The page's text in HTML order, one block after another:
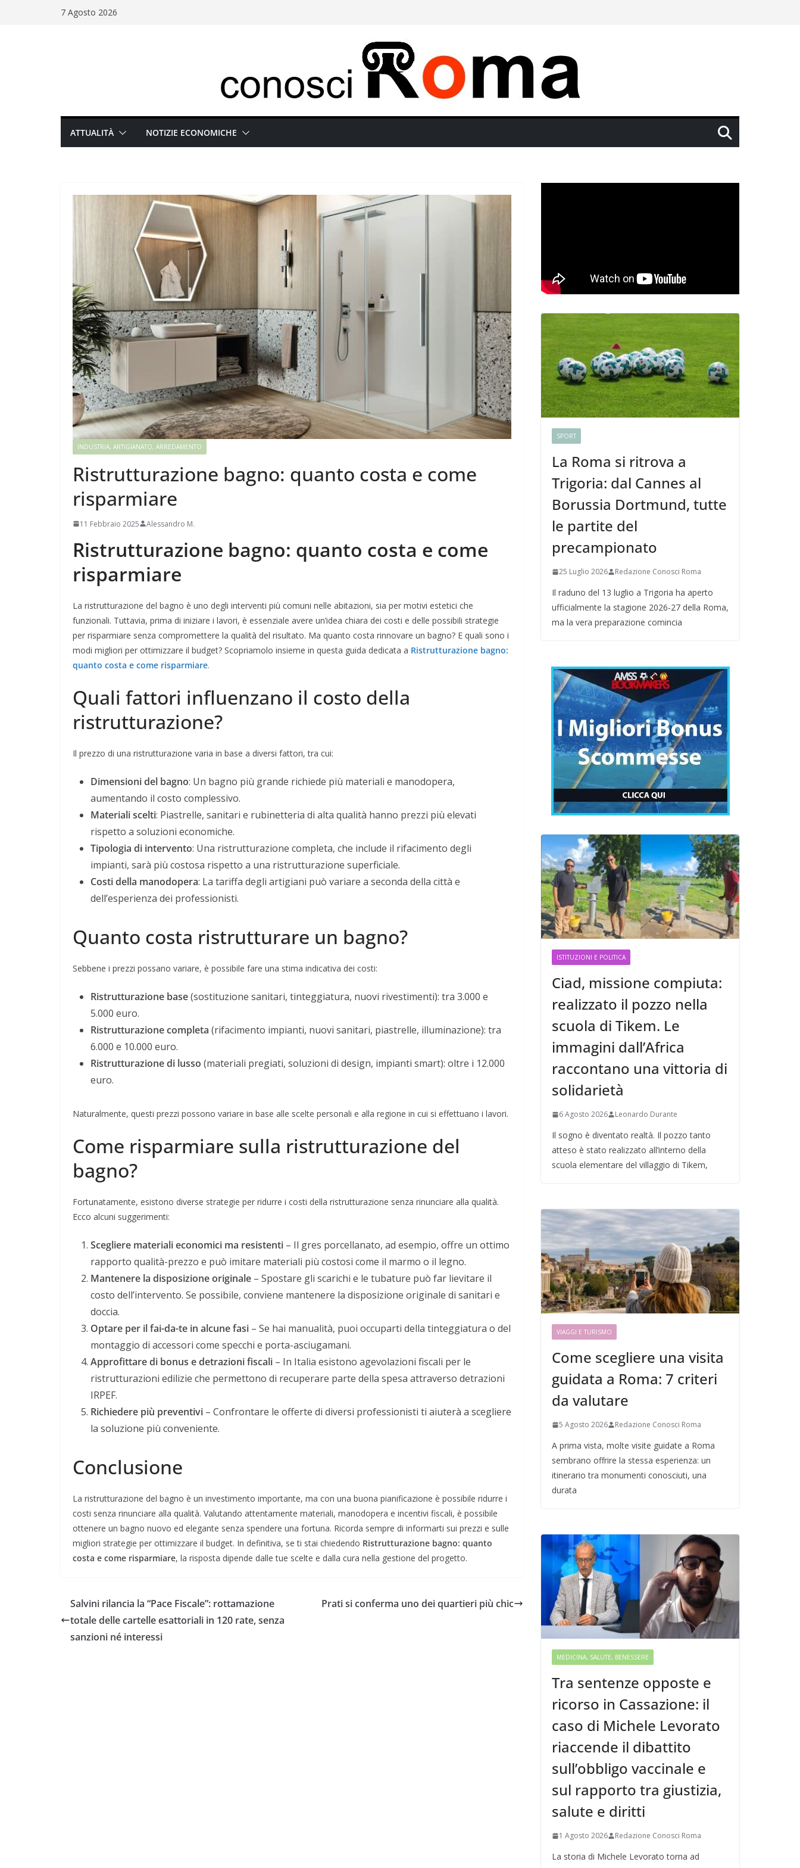
7 Agosto 2026
ATTUALITÀ NOTIZIE ECONOMICHE
INDUSTRIA, ARTIGIANATO, ARREDAMENTO
Ristrutturazione bagno: quanto costa e come
risparmiare
11 Febbraio 2025 Alessandro M.
Ristrutturazione bagno: quanto costa e come
risparmiare
La ristrutturazione del bagno è uno degli interventi più comuni nelle abitazioni, sia per motivi estetici che
funzionali. Tuttavia, prima di iniziare i lavori, è essenziale avere un’idea chiara dei costi e delle possibili strategie
per risparmiare senza compromettere la qualità del risultato. Ma quanto costa rinnovare un bagno? E quali sono i
modi migliori per ottimizzare il budget? Scopriamolo insieme in questa guida dedicata a Ristrutturazione bagno:
quanto costa e come risparmiare.
Quali fattori influenzano il costo della
ristrutturazione?
Il prezzo di una ristrutturazione varia in base a diversi fattori, tra cui:
Dimensioni del bagno: Un bagno più grande richiede più materiali e manodopera,
aumentando il costo complessivo.
Materiali scelti: Piastrelle, sanitari e rubinetteria di alta qualità hanno prezzi più elevati
rispetto a soluzioni economiche.
Tipologia di intervento: Una ristrutturazione completa, che include il rifacimento degli
impianti, sarà più costosa rispetto a una ristrutturazione superficiale.
Costi della manodopera: La tariffa degli artigiani può variare a seconda della città e
dell’esperienza dei professionisti.
Quanto costa ristrutturare un bagno?
Sebbene i prezzi possano variare, è possibile fare una stima indicativa dei costi:
Ristrutturazione base(sostituzione sanitari, tinteggiatura, nuovi rivestimenti): tra 3.000 e
5.000 euro.
Ristrutturazione completa (rifacimento impianti, nuovi sanitari, piastrelle, illuminazione): tra
6.000 e 10.000 euro.
Ristrutturazione di lusso (materiali pregiati, soluzioni di design, impianti smart): oltre i 12.000
euro.
Naturalmente, questi prezzi possono variare in base alle scelte personali e alla regione in cui si effettuano i lavori.
Come risparmiare sulla ristrutturazione del
bagno?
Fortunatamente, esistono diverse strategie per ridurre i costi della ristrutturazione senza rinunciare alla qualità.
Ecco alcuni suggerimenti:
Scegliere materiali economici ma resistenti – Il gres porcellanato, ad esempio, offre un ottimo
rapporto qualità-prezzo e può imitare materiali più costosi come il marmo o il legno.
Mantenere la disposizione originale – Spostare gli scarichi e le tubature può far lievitare il
costo dell’intervento. Se possibile, conviene mantenere la disposizione originale di sanitari e
doccia.
Optare per il fai-da-te in alcune fasi – Se hai manualità, puoi occuparti della tinteggiatura o del
montaggio di accessori come specchi e porta-asciugamani.
Approfittare di bonus e detrazioni fiscali – In Italia esistono agevolazioni fiscali per le
ristrutturazioni edilizie che permettono di recuperare parte della spesa attraverso detrazioni
IRPEF.
Richiedere più preventivi – Confrontare le offerte di diversi professionisti ti aiuterà a scegliere
la soluzione più conveniente.
Conclusione
La ristrutturazione del bagno è un investimento importante, ma con una buona pianificazione è possibile ridurre i
costi senza rinunciare alla qualità. Valutando attentamente materiali, manodopera e incentivi fiscali, è possibile
ottenere un bagno nuovo ed elegante senza spendere una fortuna. Ricorda sempre di informarti sui prezzi e sulle
migliori strategie per ottimizzare il budget. In definitiva, se ti stai chiedendo Ristrutturazione bagno: quanto
costa e come risparmiare, la risposta dipende dalle tue scelte e dalla cura nella gestione del progetto.
Salvini rilancia la “Pace Fiscale”: rottamazione
totale delle cartelle esattoriali in 120 rate, senza
sanzioni né interessi
Prati si conferma uno dei quartieri più chic
SPORT
La Roma si ritrova a
Trigoria: dal Cannes al
Borussia Dortmund, tutte
le partite del
precampionato
25 Luglio 2026 Redazione Conosci Roma
Il raduno del 13 luglio a Trigoria ha aperto
ufficialmente la stagione 2026-27 della Roma,
ma la vera preparazione comincia
ISTITUZIONI E POLITICA
Ciad, missione compiuta:
realizzato il pozzo nella
scuola di Tikem. Le
immagini dall’Africa
raccontano una vittoria di
solidarietà
6 Agosto 2026 Leonardo Durante
Il sogno è diventato realtà. Il pozzo tanto
atteso è stato realizzato all’interno della
scuola elementare del villaggio di Tikem,
VIAGGI E TURISMO
Come scegliere una visita
guidata a Roma: 7 criteri
da valutare
5 Agosto 2026 Redazione Conosci Roma
A prima vista, molte visite guidate a Roma
sembrano offrire la stessa esperienza: un
itinerario tra monumenti conosciuti, una
durata
MEDICINA, SALUTE, BENESSERE
Tra sentenze opposte e
ricorso in Cassazione: il
caso di Michele Levorato
riaccende il dibattito
sull’obbligo vaccinale e
sul rapporto tra giustizia,
salute e diritti
1 Agosto 2026 Redazione Conosci Roma
La storia di Michele Levorato torna ad